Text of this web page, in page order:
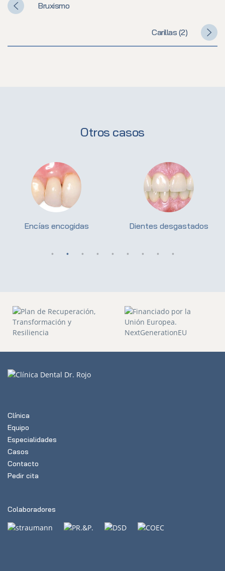
Bruxismo
Carillas (2)
Otros casos
Encías encogidas Dientes desgastados
Clínica
Equipo
Especialidades
Casos
Contacto
Pedir cita
Colaboradores